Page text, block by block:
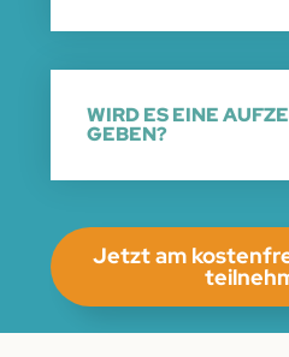
WIRD ES EINE
GEBEN?
Jetzt am